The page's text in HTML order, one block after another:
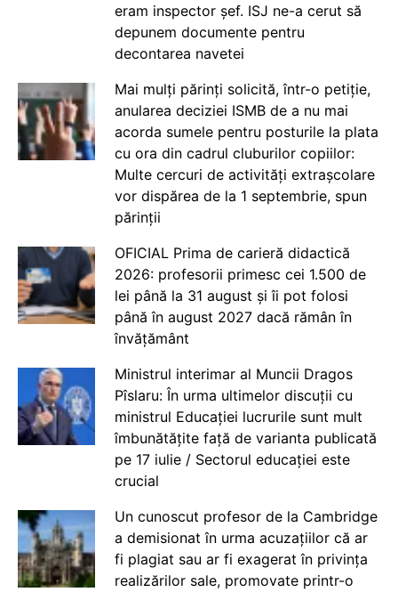
eram inspector șef. ISJ ne-a cerut să
depunem documente pentru
decontarea navetei
Mai mulți părinți solicită, într-o petiție,
anularea deciziei ISMB de a nu mai
acorda sumele pentru posturile la plata
cu ora din cadrul cluburilor copiilor:
Multe cercuri de activități extrașcolare
vor dispărea de la 1 septembrie, spun
părinții
OFICIAL Prima de carieră didactică
2026: profesorii primesc cei 1.500 de
lei până la 31 august și îi pot folosi
până în august 2027 dacă rămân în
învățământ
Ministrul interimar al Muncii Dragos
Pîslaru: În urma ultimelor discuții cu
ministrul Educației lucrurile sunt mult
îmbunătățite față de varianta publicată
pe 17 iulie / Sectorul educației este
crucial
Un cunoscut profesor de la Cambridge
a demisionat în urma acuzațiilor că ar
fi plagiat sau ar fi exagerat în privința
realizărilor sale, promovate printr-o